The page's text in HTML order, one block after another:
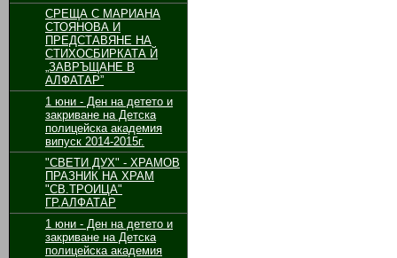
СРЕЩА С МАРИАНА
СТОЯНОВА И
ПРЕДСТАВЯНЕ НА
СТИХОСБИРКАТА Й
„ЗАВРЪЩАНЕ В
АЛФАТАР”
1 юни - Ден на детето и
закриване на Детска
полицейска академия
випуск 2014-2015г.
"СВЕТИ ДУХ" - ХРАМОВ
ПРАЗНИК НА ХРАМ
"СВ.ТРОИЦА"
ГР.АЛФАТАР
1 юни - Ден на детето и
закриване на Детска
полицейска академия